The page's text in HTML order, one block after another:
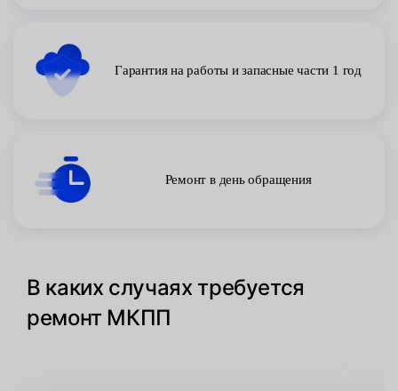
Гарантия на работы и запасные части 1 год
Ремонт в день обращения
В каких случаях требуется
ремонт МКПП